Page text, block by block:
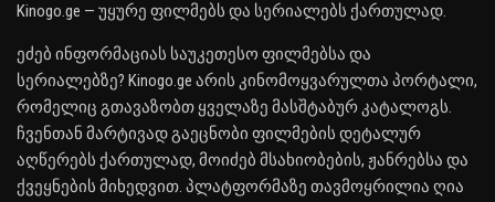
Kinogo.ge — უყურე ფილმებს და სერიალებს ქართულად.
ეძებ ინფორმაციას საუკეთესო ფილმებსა და
სერიალებზე? Kinogo.ge არის კინომოყვარულთა პორტალი,
რომელიც გთავაზობთ ყველაზე მასშტაბურ კატალოგს.
ჩვენთან მარტივად გაეცნობი ფილმების დეტალურ
აღწერებს ქართულად, მოიძებ მსახიობების, ჟანრებსა და
ქვეყნების მიხედვით. პლატფორმაზე თავმოყრილია ღია